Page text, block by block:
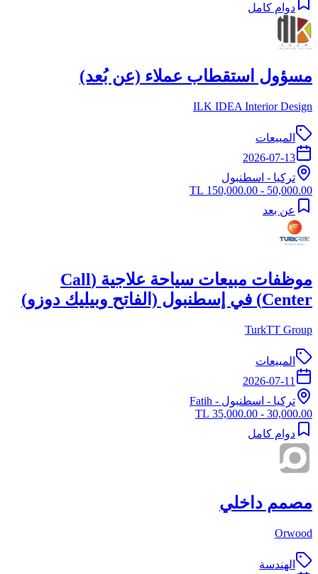
دوام كامل
مسؤول استقطاب عملاء (عن بُعد)
ILK IDEA Interior Design
المبيعات
2026-07-13
تركيا - اسطنبول
50,000.00 - 150,000.00 TL
عن بعد
موظفات مبيعات سياحة علاجية (Call
Center) في إسطنبول (الفاتح وبيليك دوزو)
TurkTT Group
المبيعات
2026-07-11
تركيا - اسطنبول - Fatih
30,000.00 - 35,000.00 TL
دوام كامل
مصمم داخلي
Orwood
الهندسة